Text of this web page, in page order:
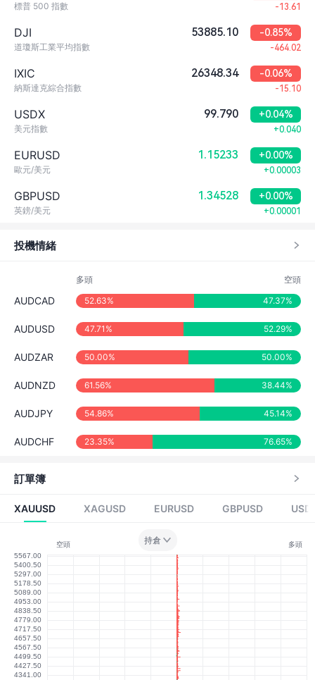
標普 500 指數 -13.61
DJI
道瓊斯工業平均指數
53885.10 -0.85%
-464.02
IXIC
納斯達克綜合指數
26348.34 -0.06%
-15.10
USDX
美元指數
99.790 +0.04%
+0.040
EURUSD
歐元/美元
1.15233 +0.00%
+0.00003
GBPUSD
英鎊/美元
1.34528 +0.00%
+0.00001
投機情緒
多頭 空頭
AUDCAD 52.63% 47.37%
AUDUSD 47.71% 52.29%
AUDZAR 50.00% 50.00%
AUDNZD 61.56% 38.44%
AUDJPY 54.86% 45.14%
AUDCHF 23.35% 76.65%
訂單簿
XAUUSD XAGUSD EURUSD GBPUSD
持倉
空頭 多頭